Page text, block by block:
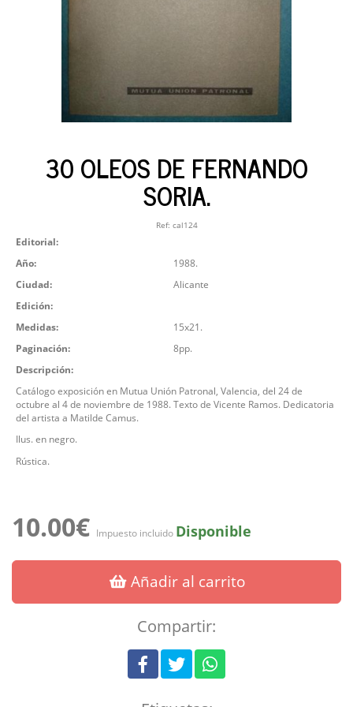
30 OLEOS DE FERNANDO
SORIA.
Ref: cal124
Editorial:
Año:
1988.
Ciudad:
Alicante
Edición:
Medidas:
15x21.
Paginación:
8pp.
Descripción:
Catálogo exposición en Mutua Unión Patronal, Valencia, del 24 de
octubre al 4 de noviembre de 1988. Texto de Vicente Ramos. Dedicatoria
del artista a Matilde Camus.
Ilus. en negro.
Rústica.
10.00€ Impuesto incluido Disponible
Añadir al carrito
Compartir: